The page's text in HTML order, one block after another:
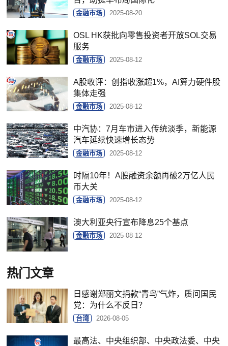
金融市场 2025-08-20
OSL HK获批向零售投资者开放SOL交易
服务
金融市场 2025-08-12
A股收评：创指收涨超1%，AI算力硬件股
集体走强
金融市场 2025-08-12
中汽协：7月车市进入传统淡季，新能源
汽车延续快速增长态势
金融市场 2025-08-12
时隔10年！A股融资余额再破2万亿人民
币大关
金融市场 2025-08-12
澳大利亚央行宣布降息25个基点
金融市场 2025-08-12
热门文章
日感谢郑丽文捐款“青鸟”气炸，质问国民
党：为什么不反日？
台湾 2026-08-05
最高法、中央组织部、中央政法委、中央